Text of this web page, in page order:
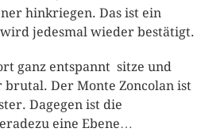
hinkriegen. Das ist ein
jedesmal wieder bestätigt.
ganz entspannt sitze und
brutal. Der Monte Zoncolan ist
Dagegen ist die
eine Ebene…